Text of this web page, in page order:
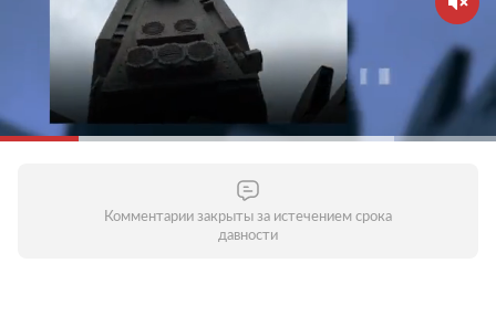
Комментарии закрыты за истечением срока
давности